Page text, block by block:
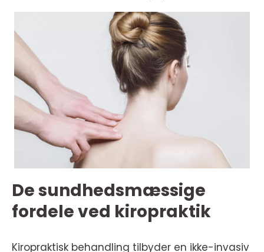
De sundhedsmæssige
fordele ved kiropraktik
Kiropraktisk behandling tilbyder en ikke-invasiv